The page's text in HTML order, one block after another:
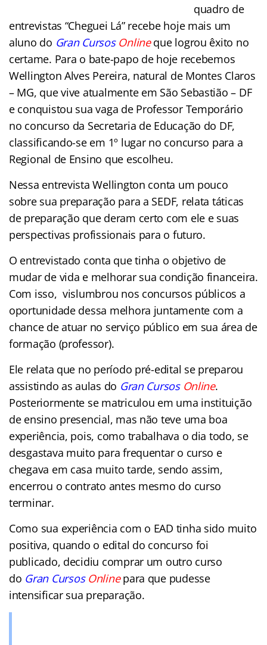
quadro de
entrevistas “Cheguei Lá” recebe hoje mais um
aluno do Gran Cursos Online que logrou êxito no
certame. Para o bate-papo de hoje recebemos
Wellington Alves Pereira, natural de Montes Claros
– MG, que vive atualmente em São Sebastião – DF
e conquistou sua vaga de Professor Temporário
no concurso da Secretaria de Educação do DF,
classificando-se em 1º lugar no concurso para a
Regional de Ensino que escolheu.
Nessa entrevista Wellington conta um pouco
sobre sua preparação para a SEDF, relata táticas
de preparação que deram certo com ele e suas
perspectivas profissionais para o futuro.
O entrevistado conta que tinha o objetivo de
mudar de vida e melhorar sua condição financeira.
Com isso, vislumbrou nos concursos públicos a
oportunidade dessa melhora juntamente com a
chance de atuar no serviço público em sua área de
formação (professor).
Ele relata que no período pré-edital se preparou
assistindo as aulas do Gran Cursos Online.
Posteriormente se matriculou em uma instituição
de ensino presencial, mas não teve uma boa
experiência, pois, como trabalhava o dia todo, se
desgastava muito para frequentar o curso e
chegava em casa muito tarde, sendo assim,
encerrou o contrato antes mesmo do curso
terminar.
Como sua experiência com o EAD tinha sido muito
positiva, quando o edital do concurso foi
publicado, decidiu comprar um outro curso
do Gran Cursos Onlinepara que pudesse
intensificar sua preparação.